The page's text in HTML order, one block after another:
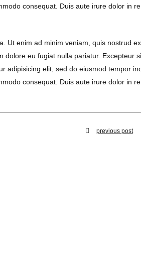
consequat. Duis aute irure dolor in
Ut enim ad minim veniam, quis nostrud
dolore eu fugiat nulla pariatur. Excepteur
adipisicing elit, sed do eiusmod tempor
consequat. Duis aute irure dolor in
previous post